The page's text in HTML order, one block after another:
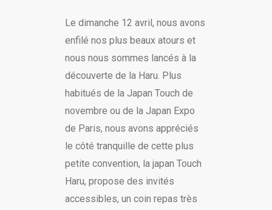
Le dimanche 12 avril, nous avons
enfilé nos plus beaux atours et
nous nous sommes lancés à la
découverte de la Haru. Plus
habitués de la Japan Touch de
novembre ou de la Japan Expo
de Paris, nous avons appréciés
le côté tranquille de cette plus
petite convention, la japan Touch
Haru, propose des invités
accessibles, un coin repas très